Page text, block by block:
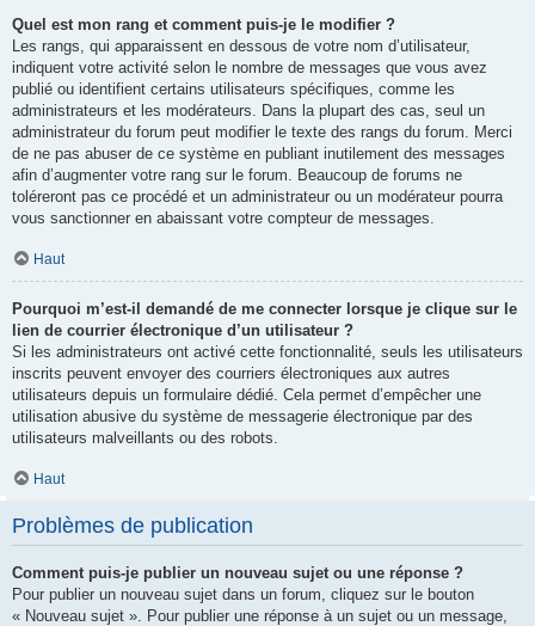
Quel est mon rang et comment puis-je le modifier ?
Les rangs, qui apparaissent en dessous de votre nom d’utilisateur,
indiquent votre activité selon le nombre de messages que vous avez
publié ou identifient certains utilisateurs spécifiques, comme les
administrateurs et les modérateurs. Dans la plupart des cas, seul un
administrateur du forum peut modifier le texte des rangs du forum. Merci
de ne pas abuser de ce système en publiant inutilement des messages
afin d’augmenter votre rang sur le forum. Beaucoup de forums ne
toléreront pas ce procédé et un administrateur ou un modérateur pourra
vous sanctionner en abaissant votre compteur de messages.
Haut
Pourquoi m’est-il demandé de me connecter lorsque je clique sur le
lien de courrier électronique d’un utilisateur ?
Si les administrateurs ont activé cette fonctionnalité, seuls les utilisateurs
inscrits peuvent envoyer des courriers électroniques aux autres
utilisateurs depuis un formulaire dédié. Cela permet d’empêcher une
utilisation abusive du système de messagerie électronique par des
utilisateurs malveillants ou des robots.
Haut
Problèmes de publication
Comment puis-je publier un nouveau sujet ou une réponse ?
Pour publier un nouveau sujet dans un forum, cliquez sur le bouton
« Nouveau sujet ». Pour publier une réponse à un sujet ou un message,